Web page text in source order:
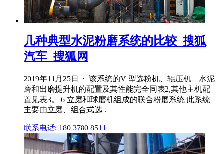
几种典型水泥粉磨系统的比较_搜狐
汽车_搜狐网
2019年11月25日 · 该系统的V 型选粉机、辊压机、水泥
磨和出磨提升机的配置及其性能完全同表2,其他主机配
置见表3。 6 立磨和球磨机组成的联合粉磨系统 此系统
主要由立磨、组合式选 .
联系电话: 180 3780 8511